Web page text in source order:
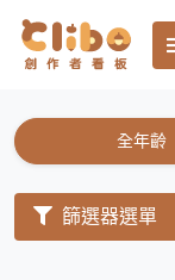
全年齡
篩選器選單